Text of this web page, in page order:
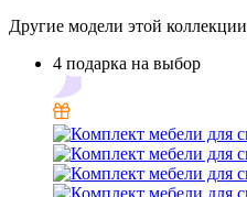
Другие модели этой коллекции
4 подарка на выбор